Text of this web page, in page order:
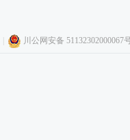
川公网安备 51132302000067